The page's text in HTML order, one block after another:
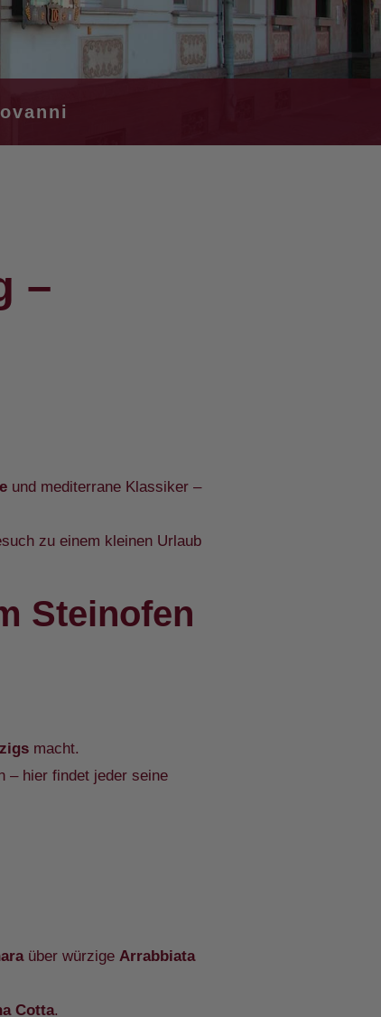
–
und mediterrane Klassiker –
zu einem kleinen Urlaub
Steinofen
macht.
– hier findet jeder seine
über würzige Arrabbiata
Cotta.